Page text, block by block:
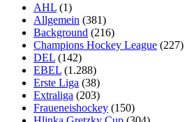
AHL (1)
Allgemein (381)
Background (216)
Champions Hockey League (227)
DEL (142)
EBEL (1.288)
Erste Liga (38)
Extraliga (203)
Fraueneishockey (150)